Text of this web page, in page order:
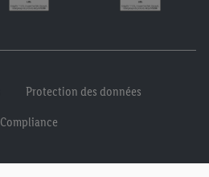
Protection des données
Compliance